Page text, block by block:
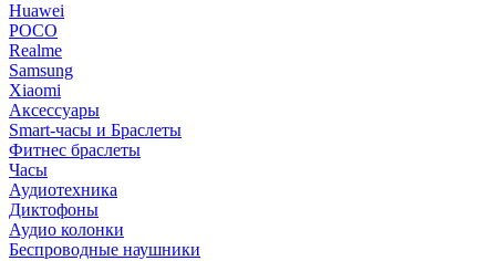
Huawei
POCO
Realme
Samsung
Xiaomi
Аксессуары
Smart-часы и Браслеты
Фитнес браслеты
Часы
Аудиотехника
Диктофоны
Аудио колонки
Беспроводные наушники